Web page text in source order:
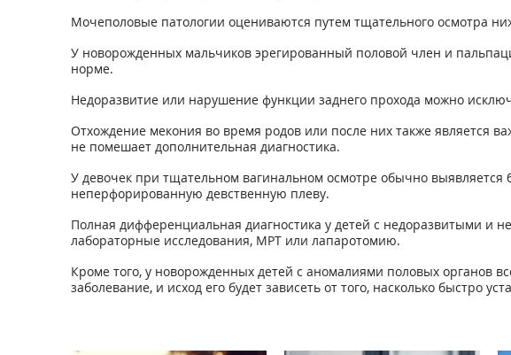
Мочеполовые патологии оцениваются путем тщательного осмотра
У новорожденных мальчиков эрегированный половой член и
норме.
Недоразвитие или нарушение функции заднего прохода можно
Отхождение мекония во время родов или после них также является
не помешает дополнительная диагностика.
У девочек при тщательном вагинальном осмотре обычно
неперфорированную девственную плеву.
Полная дифференциальная диагностика у детей с недоразвитыми
лабораторные исследования, МРТ или лапаротомию.
Кроме того, у новорожденных детей с аномалиями половых органов
заболевание, и исход его будет зависеть от того, насколько быстро